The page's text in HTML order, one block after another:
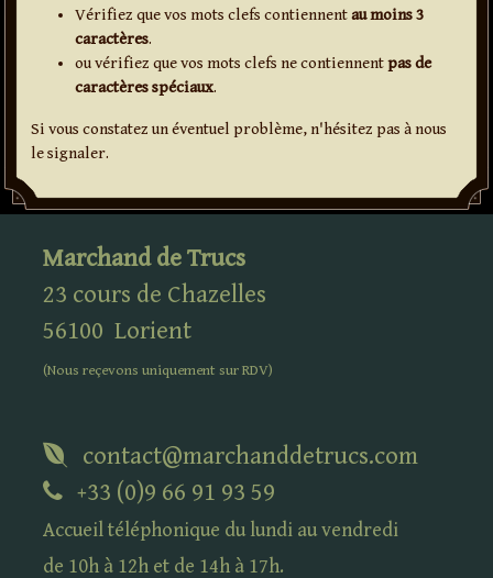
Vérifiez que vos mots clefs contiennentau moins 3
caractères.
ou vérifiez que vos mots clefs ne contiennentpas de
caractères spéciaux.
Si vous constatez un éventuel problème, n'hésitez pas à nous
le signaler.
Marchand de Trucs
23 cours de Chazelles
56100 Lorient
(Nous reçevons uniquement surRDV)
contact@marchanddetrucs.com
+33 (0)9 66 91 93 59
Accueil téléphonique du lundi au vendredi
de 10h à 12h et de 14h à 17h.